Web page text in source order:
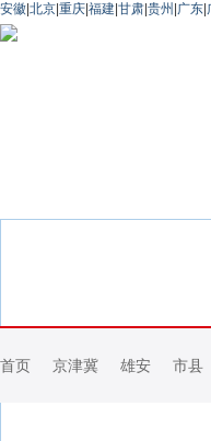
安徽 北京 重庆 福建 甘肃 贵州 广东
首页 京津冀 雄安 市县